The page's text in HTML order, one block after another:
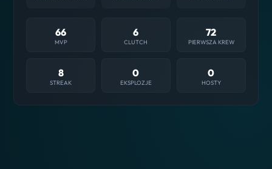
66
MVP
6
CLUTCH
72
PIERWSZA KREW
8
STREAK
0
EKSPLOZJE
0
HOSTY